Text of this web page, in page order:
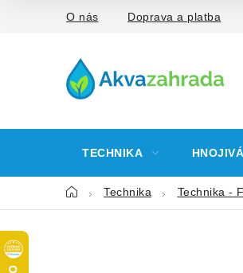
O nás Doprava a platba
TECHNIKA HNOJIVÁ
DomovTechnika Technika -